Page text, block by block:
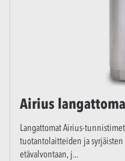
Airius
Langattomat Airius-
tuotantolaitteiden ja syrjäisten
etävalvontaan, j...